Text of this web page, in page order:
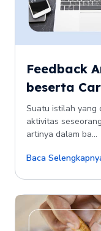
Feedback
beserta
Suatu istilah yang
aktivitas
artinya dalam ba...
Baca